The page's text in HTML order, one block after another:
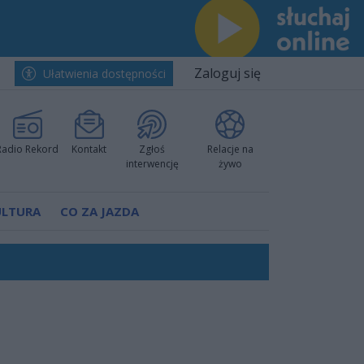
Ułatwienia dostępności Zaloguj się
Rekord Kontakt
Zgłoś
interwencję
Relacje na
żywo
CO ZA JAZDA